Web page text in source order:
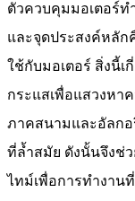
ตัวควบคุมมอเตอร์ท
และจุดประสงค์หลัก
ใช้กับมอเตอร์ สิ่งนี้
กระแสเพื่อแสวงหา
ภาคสนามและอัลกอ
ที่ล้ำสมัย ดังนั้นจึงช่
ไทม์เพื่อการทำงา